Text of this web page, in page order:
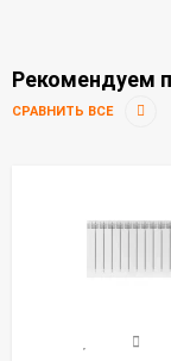
Рекомендуем
СРАВНИТЬ ВСЕ